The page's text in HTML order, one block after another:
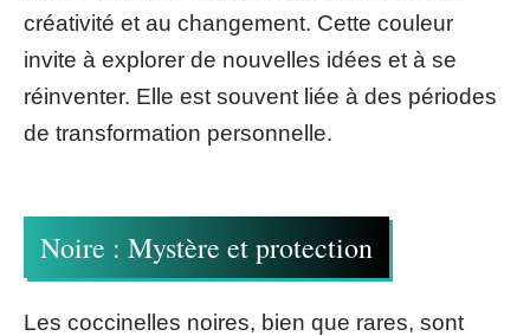
créativité et au changement. Cette couleur
invite à explorer de nouvelles idées et à se
réinventer. Elle est souvent liée à des périodes
de transformation personnelle.
Noire : Mystère et protection
Les coccinelles noires, bien que rares, sont